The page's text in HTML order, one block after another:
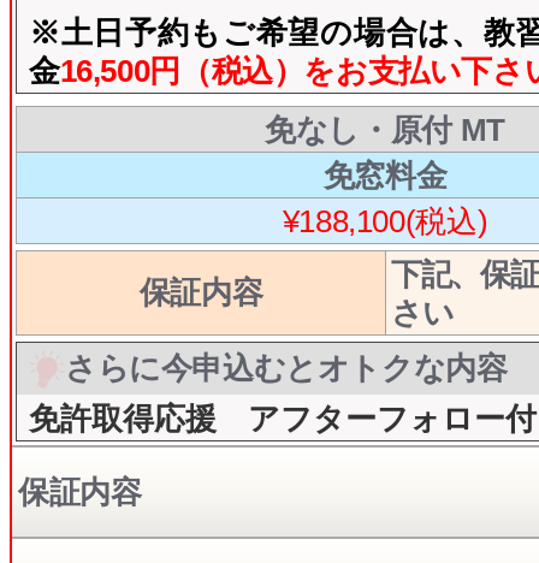
※土日予約もご希望の場合は、教
金16,500円（税込）をお支払い下さ
免なし・原付 MT
免窓料金
¥188,100(税込)
保証内容
下記、保
さい
さらに今申込むとオトクな内容
免許取得応援 アフターフォロー
保証内容